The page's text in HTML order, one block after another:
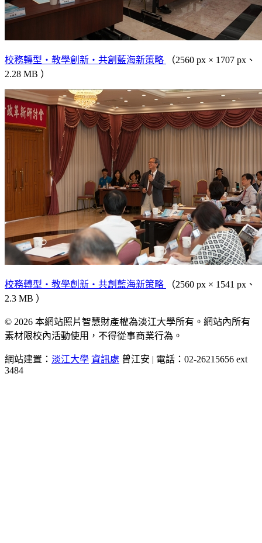
校務轉型‧教學創新‧共創藍海新策略
（2560 px × 1707 px、
2.28 MB ）
校務轉型‧教學創新‧共創藍海新策略
（2560 px × 1541 px、
2.3 MB ）
© 2026 本網站照片智慧財產權為淡江大學所有。網站內所有
素材限校內活動使用，不得從事商業行為。
網站建置： 淡江大學 資訊處 曾江安 | 電話：02-26215656 ext
3484